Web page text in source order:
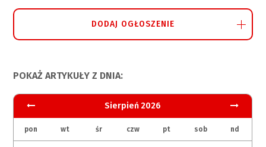
DODAJ OGŁOSZENIE
POKAŻ ARTYKUŁY Z DNIA:
Sierpień 2026
pon wt śr czw pt sob nd